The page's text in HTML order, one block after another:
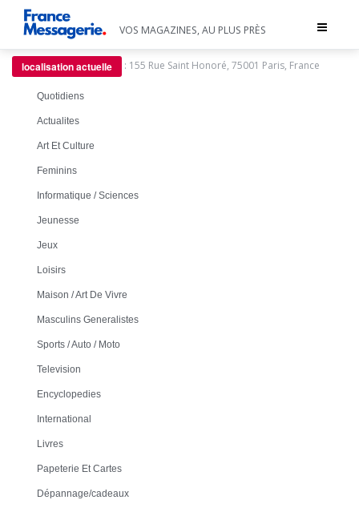
Toggle
VOS MAGAZINES, AU PLUS PRÈS
localisation actuelle : 155 Rue Saint Honoré, 75001 Paris, France
Quotidiens
Actualites
Art Et Culture
Feminins
Informatique / Sciences
Jeunesse
Jeux
Loisirs
Maison / Art De Vivre
Masculins Generalistes
Sports / Auto / Moto
Television
Encyclopedies
International
Livres
Papeterie Et Cartes
Dépannage/cadeaux